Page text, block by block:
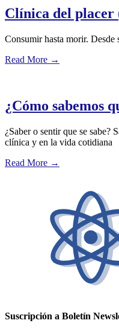
Clínica del placer
Consumir hasta morir. Desde
Read More →
¿Cómo sabemos
¿Saber o sentir que se sabe?
clínica y en la vida cotidiana
Read More →
Suscripción a Boletín